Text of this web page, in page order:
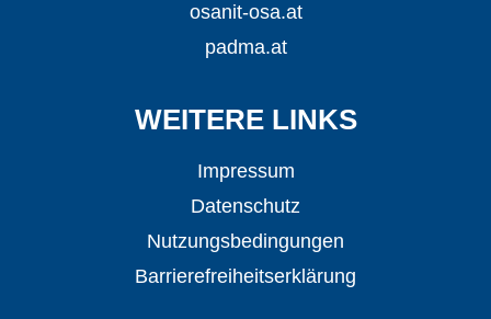
osanit-osa.at
padma.at
WEITERE LINKS
Impressum
Datenschutz
Nutzungsbedingungen
Barrierefreiheitserklärung